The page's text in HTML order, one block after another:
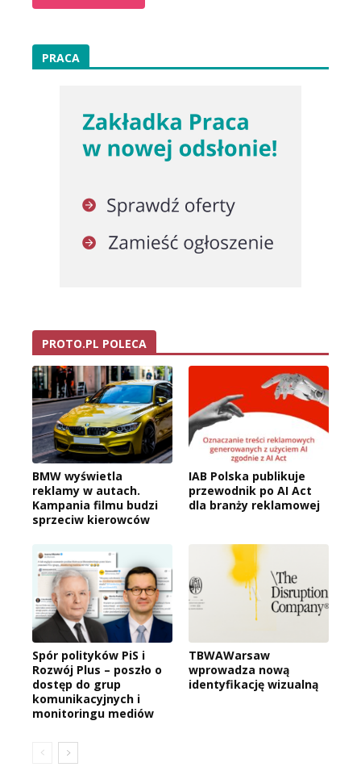
PRACA
PROTO.PL POLECA
BMW wyświetla
reklamy w autach.
Kampania filmu budzi
sprzeciw kierowców
IAB Polska publikuje
przewodnik po AI Act
dla branży reklamowej
Spór polityków PiS i
Rozwój Plus – poszło o
dostęp do grup
komunikacyjnych i
monitoringu mediów
TBWAWarsaw
wprowadza nową
identyfikację wizualną